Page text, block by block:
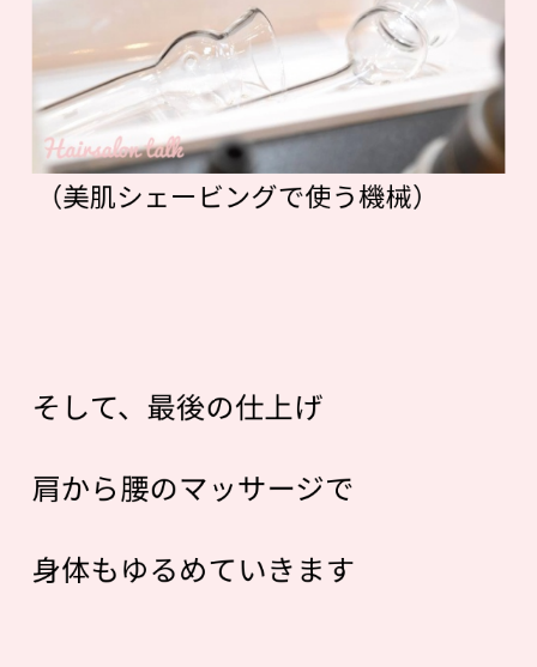
（美肌シェービングで使う機械）
そして、最後の仕上げ
肩から腰のマッサージで
身体もゆるめていきます